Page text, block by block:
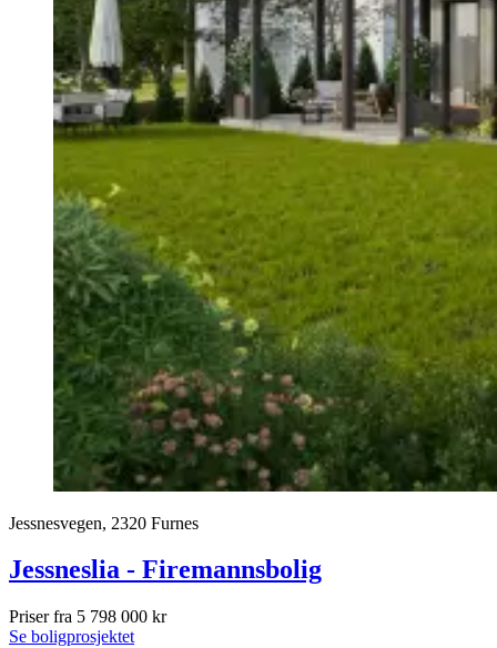
Jessnesvegen, 2320 Furnes
Jessneslia - Firemannsbolig
Priser fra 5 798 000 kr
Se boligprosjektet